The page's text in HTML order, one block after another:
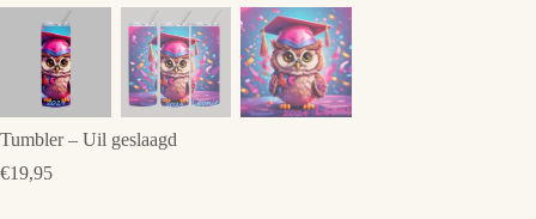
Tumbler – Uil geslaagd
€19,95